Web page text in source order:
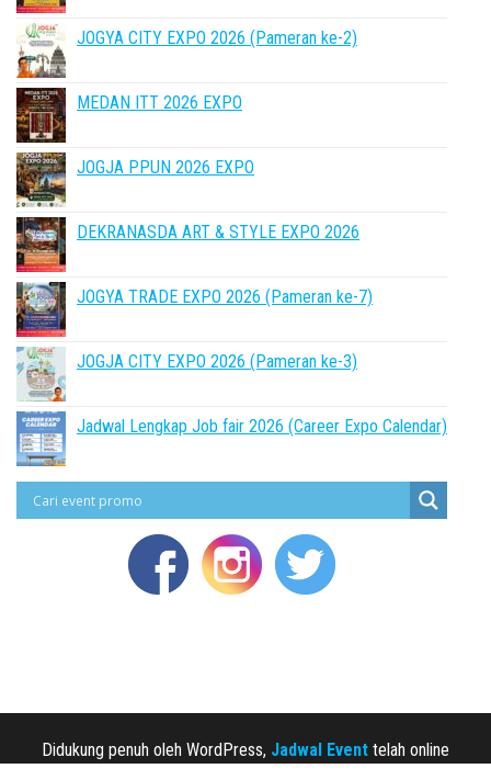
JOGYA CITY EXPO 2026 (Pameran ke-2)
MEDAN ITT 2026 EXPO
JOGJA PPUN 2026 EXPO
DEKRANASDA ART & STYLE EXPO 2026
JOGYA TRADE EXPO 2026 (Pameran ke-7)
JOGJA CITY EXPO 2026 (Pameran ke-3)
Jadwal Lengkap Job fair 2026 (Career Expo Calendar)
Didukung penuh oleh WordPress, Jadwal Event telah online